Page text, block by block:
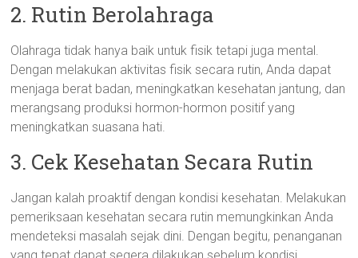
2. Rutin Berolahraga
Olahraga tidak hanya baik untuk fisik tetapi juga mental.
Dengan melakukan aktivitas fisik secara rutin, Anda dapat
menjaga berat badan, meningkatkan kesehatan jantung, dan
merangsang produksi hormon-hormon positif yang
meningkatkan suasana hati.
3. Cek Kesehatan Secara Rutin
Jangan kalah proaktif dengan kondisi kesehatan. Melakukan
pemeriksaan kesehatan secara rutin memungkinkan Anda
mendeteksi masalah sejak dini. Dengan begitu, penanganan